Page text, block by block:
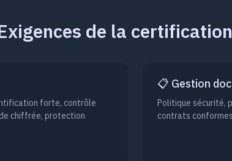
de la
forte, contrôle
chiffrée, protection
📋 Gestion
Politique sécurité,
contrats